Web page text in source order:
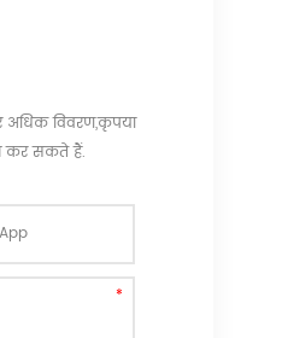
अधिक विवरण,कृपया
कर सकते हैं.